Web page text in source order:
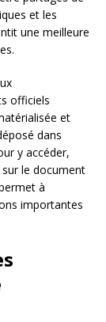
et les
une meilleure
officiels
et
dans
y accéder,
le document
à
importantes